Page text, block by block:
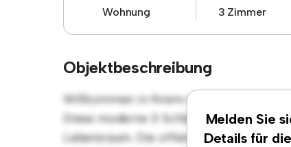
Wohnung 3 Zimmer
Objektbeschreibung
Melden Sie
Details für
Willkommen in Ihrem neuen urbanen
Diese moderne 3 Schlafzimmer-
Lebensraum. Die offene